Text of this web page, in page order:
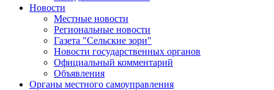
Новости
Местные новости
Региональные новости
Газета "Сельские зори"
Новости государственных органов
Официальный комментарий
Объявления
Органы местного самоуправления